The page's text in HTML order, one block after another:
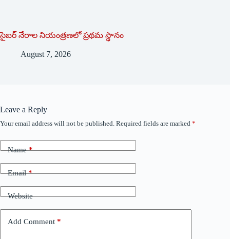
సైబర్ నేరాల నియంత్రణలో ప్రథమ స్థానం
August 7, 2026
Leave a Reply
Your email address will not be published. Required fields are marked *
Name*
Email*
Website
Add Comment *